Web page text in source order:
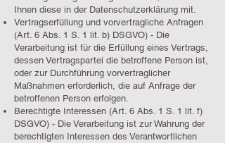
Ihnen diese in der Datenschutzerklärung mit.
Vertragserfüllung und vorvertragliche Anfragen
(Art. 6 Abs. 1 S. 1 lit. b) DSGVO) - Die
Verarbeitung ist für die Erfüllung eines Vertrags,
dessen Vertragspartei die betroffene Person ist,
oder zur Durchführung vorvertraglicher
Maßnahmen erforderlich, die auf Anfrage der
betroffenen Person erfolgen.
Berechtigte Interessen (Art. 6 Abs. 1 S. 1 lit. f)
DSGVO) - Die Verarbeitung ist zur Wahrung der
berechtigten Interessen des Verantwortlichen